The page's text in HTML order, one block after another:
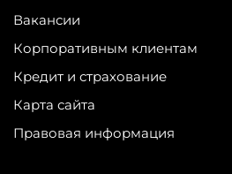
Вакансии
Корпоративным клиентам
Кредит и страхование
Карта сайта
Правовая информация